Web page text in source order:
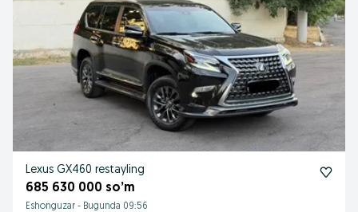
Lexus GX460 restayling
685 630 000 so’m
Eshonguzar - Bugunda 09:56